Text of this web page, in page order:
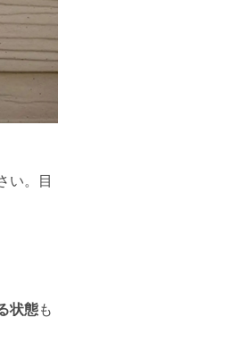
い。目
状態も